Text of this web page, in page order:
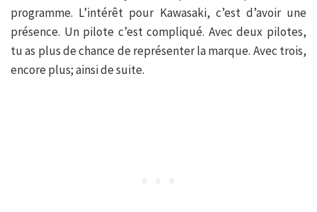
programme. L’intérêt pour Kawasaki, c’est d’avoir une
présence. Un pilote c’est compliqué. Avec deux pilotes,
tu as plus de chance de représenter la marque. Avec trois,
encore plus; ainsi de suite.